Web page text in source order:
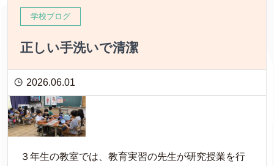
学校ブログ
正しい手洗いで清潔
2026.06.01
３年生の教室では、教育実習の先生が研究授業を行